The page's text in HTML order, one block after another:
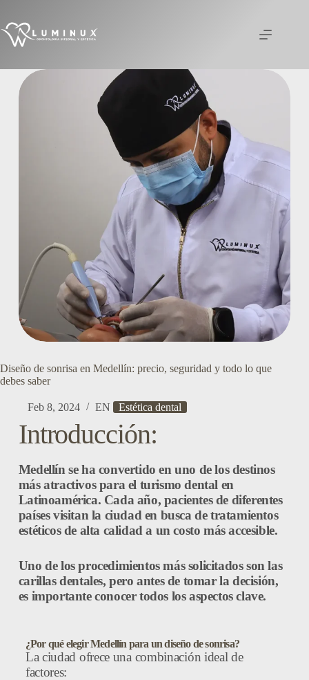
Diseño de sonrisa en Medellín: precio, seguridad y todo lo que
debes saber
Feb 8, 2024 EN Estética dental
Introducción:
Medellín se ha convertido en uno de los destinos
más atractivos para el turismo dental en
Latinoamérica. Cada año, pacientes de diferentes
países visitan la ciudad en busca de tratamientos
estéticos de alta calidad a un costo más accesible.
Uno de los procedimientos más solicitados son las
carillas dentales, pero antes de tomar la decisión,
es importante conocer todos los aspectos clave.
¿Por qué elegir Medellín para un diseño de sonrisa?
La ciudad ofrece una combinación ideal de
factores: